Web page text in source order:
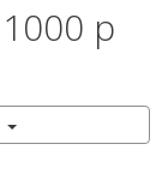
1000 р